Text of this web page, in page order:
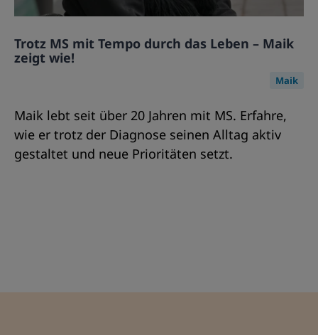
Trotz MS mit Tempo durch das Leben – Maik
zeigt wie!
Maik
Maik lebt seit über 20 Jahren mit MS. Erfahre,
wie er trotz der Diagnose seinen Alltag aktiv
gestaltet und neue Prioritäten setzt.